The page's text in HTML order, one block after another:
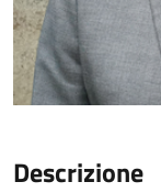
Descrizione